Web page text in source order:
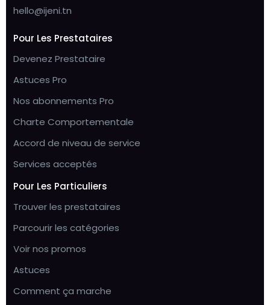
hello@ijeni.tn
Pour Les Prestataires
Devenez Prestataire
Astuces Pro
Nos abonnements Pro
Charte Comportementale
Accord de niveau de service
Services acceptés
Pour Les Particuliers
Trouver les prestataires
Parcourir les catégories
Voir nos promos
Astuces
Comment ça marche